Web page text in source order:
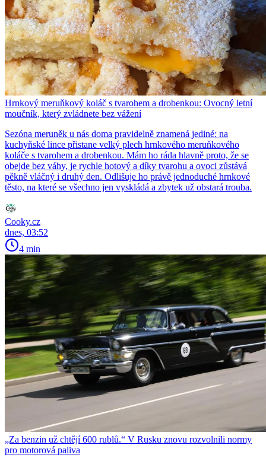
Hrnkový meruňkový koláč s tvarohem a drobenkou: Ovocný letní
moučník, který zvládnete bez vážení
Sezóna meruněk u nás doma pravidelně znamená jediné: na
kuchyňské lince přistane velký plech hrnkového meruňkového
koláče s tvarohem a drobenkou. Mám ho ráda hlavně proto, že se
obejde bez váhy, je rychle hotový a díky tvarohu a ovoci zůstává
pěkně vláčný i druhý den. Odlišuje ho právě jednoduché hrnkové
těsto, na které se všechno jen vyskládá a zbytek už obstará trouba.
Cooky.cz
dnes, 03:52
4 min
„Za benzin už chtějí 600 rublů.“ V Rusku znovu rozvolnili normy
pro motorová paliva